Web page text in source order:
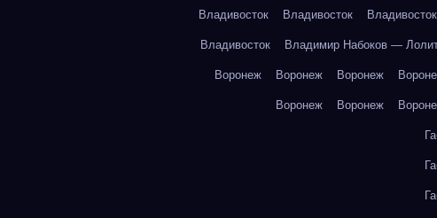
Владивосток Владивосток Владивосток
Владивосток Владимир Набоков —
Воронеж Воронеж Воронеж
Воронеж Воронеж